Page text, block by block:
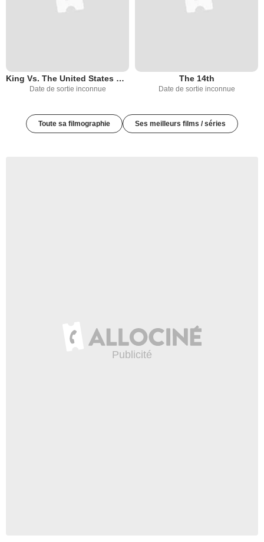
King Vs. The United States of America
Date de sortie inconnue
The 14th
Date de sortie inconnue
Toute sa filmographie Ses meilleurs films / séries